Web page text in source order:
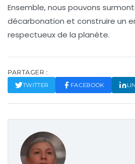
Ensemble, nous pouvons
décarbonation et construire un
respectueux de la planète.
PARTAGER :
TWITTER FACEBOOK